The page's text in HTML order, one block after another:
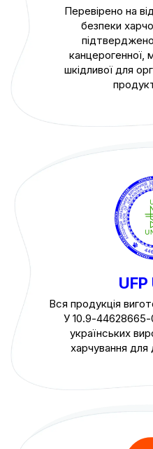
Перевірено на
безпеки
канцерогенної,
шкідливої для
Вся продукція
У 10.9-44628665-
українських
харчування